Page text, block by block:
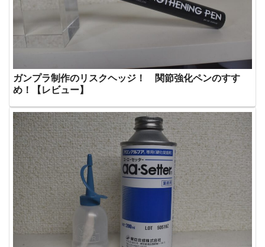
ガンプラ制作のリスクヘッジ！ 関節強化ペンのすす
め！【レビュー】